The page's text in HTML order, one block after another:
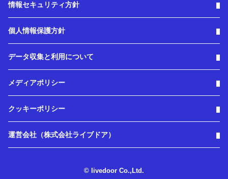
情報セキュリティ方針
個人情報保護方針
データ収集と利用について
メディアポリシー
クッキーポリシー
運営会社（株式会社ライブドア）
© livedoor Co.,Ltd.